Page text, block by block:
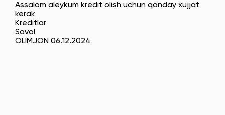
Assalom aleykum kredit olish uchun qanday xujjat
kerak
Kreditlar
Savol
OLIMJON 06.12.2024